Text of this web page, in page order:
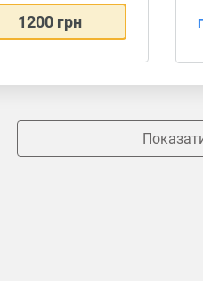
1200 грн